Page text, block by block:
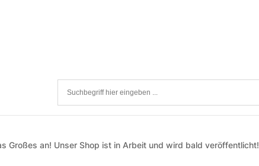
Großes an! Unser Shop ist in Arbeit und wird bald veröffentlicht!